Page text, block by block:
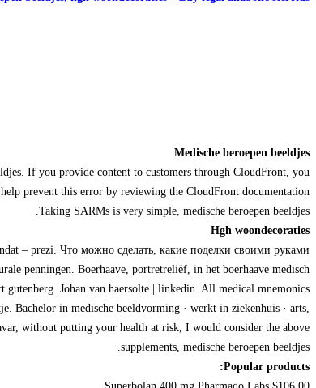
Medische beroepen beeldjes
If you provide content to customers through CloudFront, you
prevent this error by reviewing the CloudFront documentation.
Taking SARMs is very simple, medische beroepen beeldjes.
Hgh woondecoraties
– prezi. Что можно сделать, какие поделки своими руками
penningen. Boerhaave, portretreliëf, in het boerhaave medisch
Johan van haersolte | linkedin. All medical mnemonics
Bachelor in medische beeldvorming · werkt in ziekenhuis · arts,
without putting your health at risk, I would consider the above
supplements, medische beroepen beeldjes.
Popular products: